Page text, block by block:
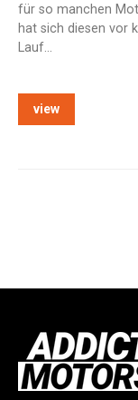
für so manchen
hat sich diesen vor
Lauf…
view